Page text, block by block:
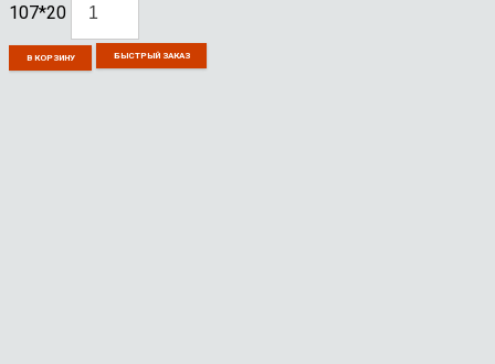
107*20
В КОРЗИНУ БЫСТРЫЙ ЗАКАЗ